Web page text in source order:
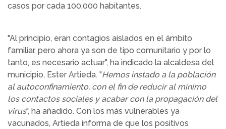
casos por cada 100.000 habitantes.
"Al principio, eran contagios aislados en el ámbito
familiar, pero ahora ya son de tipo comunitario y por lo
tanto, es necesario actuar", ha indicado la alcaldesa del
municipio, Ester Artieda. "Hemos instado a la población
al autoconfinamiento, con el fin de reducir al mínimo
los contactos sociales y acabar con la propagación del
virus", ha añadido. Con los más vulnerables ya
vacunados, Artieda informa de que los positivos